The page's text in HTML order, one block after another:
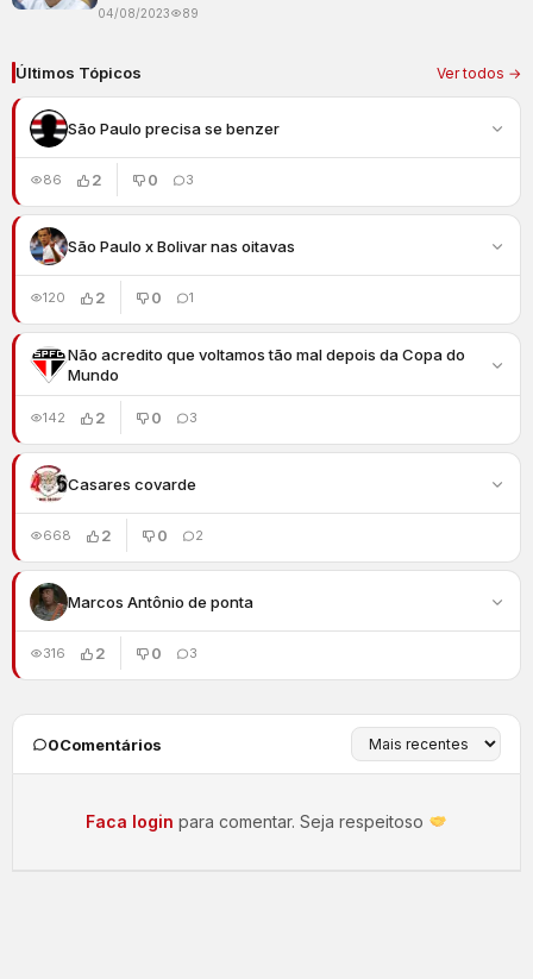
04/08/2023 89
Últimos Tópicos Ver todos →
São Paulo precisa se benzer
86 2 0 3
São Paulo x Bolivar nas oitavas
120 2 0 1
Não acredito que voltamos tão mal depois da Copa do
Mundo
142 2 0 3
Casares covarde
668 2 0 2
Marcos Antônio de ponta
316 2 0 3
0Comentários
Faca login para comentar. Seja respeitoso